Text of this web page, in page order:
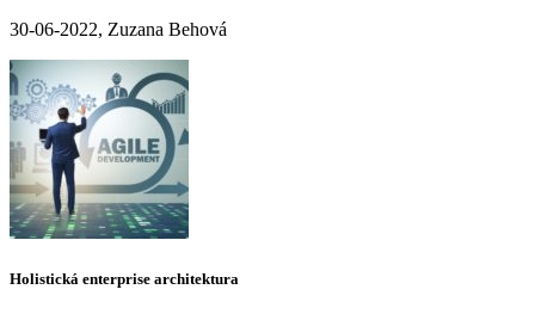
30-06-2022, Zuzana Behová
Holistická enterprise architektura